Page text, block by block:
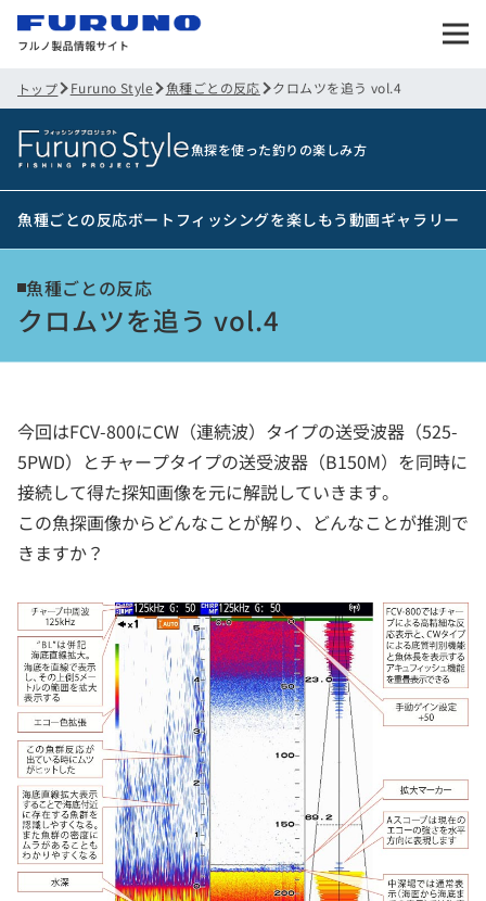
トップ Furuno Style 魚種ごとの反応 クロムツを追う vol.4
魚探を使った釣りの楽しみ方
魚種ごとの反応ボートフィッシングを楽しもう動画ギャラリー
魚種ごとの反応
クロムツを追う vol.4
今回はFCV-800にCW（連続波）タイプの送受波器（525-
5PWD）とチャープタイプの送受波器（B150M）を同時に
接続して得た探知画像を元に解説していきます。
この魚探画像からどんなことが解り、どんなことが推測で
きますか？